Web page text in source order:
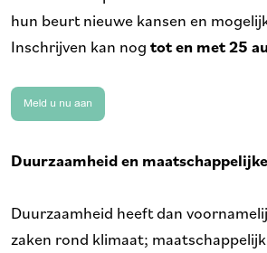
hun beurt nieuwe kansen en
Inschrijven kan nog tot en met 25
Duurzaamheid en
Duurzaamheid heeft dan
zaken rond klimaat;